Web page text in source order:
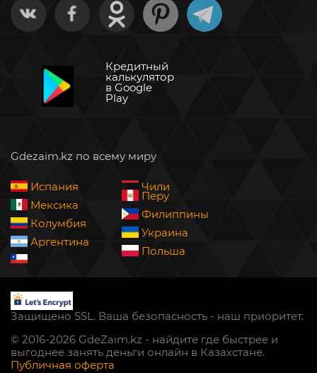
Кредитный
калькулятор
в Google
Play
Gdezaim.kz по всему миру
Испания
Мексика
Колумбия
Аргентина
Чили
Перу
Филиппины
Украина
Польша
Защищено SSL. Ваша безопасность - наш приоритет.
© 2016-2026 GdeZaim.kz - найдите где быстрее и
выгоднее занять деньги онлайн в Казахстане.
Публичная оферта